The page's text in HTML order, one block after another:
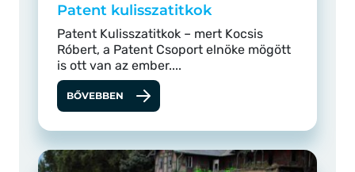
Patent kulisszatitkok
Patent Kulisszatitkok – mert Kocsis
Róbert, a Patent Csoport elnöke mögött
is ott van az ember....
BŐVEBBEN